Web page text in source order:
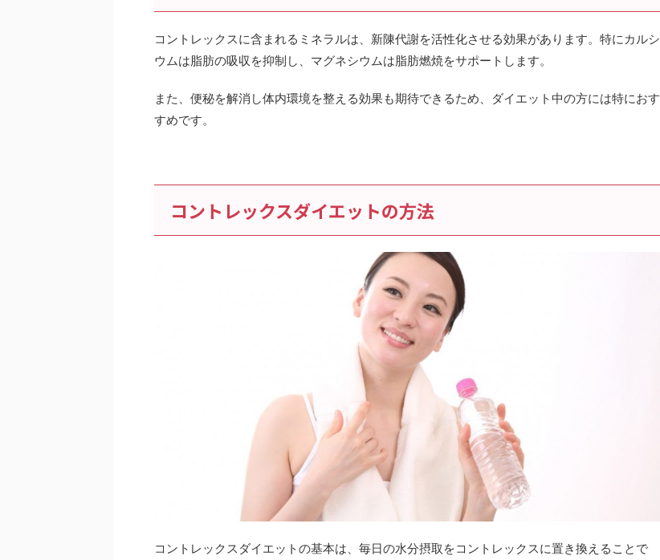
コントレックスに含まれるミネラルは、新陳代謝を活性化させる効果があります。特にカルシ
ウムは脂肪の吸収を抑制し、マグネシウムは脂肪燃焼をサポートします。
また、便秘を解消し体内環境を整える効果も期待できるため、ダイエット中の方には特におす
すめです。
コントレックスダイエットの方法
コントレックスダイエットの基本は、毎日の水分摂取をコントレックスに置き換えることで